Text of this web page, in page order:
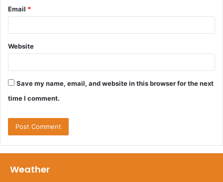
Email *
Website
Save my name, email, and website in this browser for the next
time I comment.
Weather